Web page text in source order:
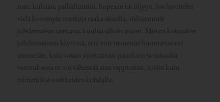
mm. kultaan, palladiumiin, hopeaan tai öljyyn. Jos havittelet
vielä kovempia tuottoja raaka-aineilla, riskisemmät
johdannaiset saattavat kuulua silloin asiaan. Muista kuitenkin
johdannaisten käytössä, että voit menettää huomattavasti
enemmän, kuin oman sijoittamasi panoksen ja toisaalta
verotuksessa et voi vähentää aina tappioitasi, toisin kuin
esimerkiksi osakkeiden kohdalla.